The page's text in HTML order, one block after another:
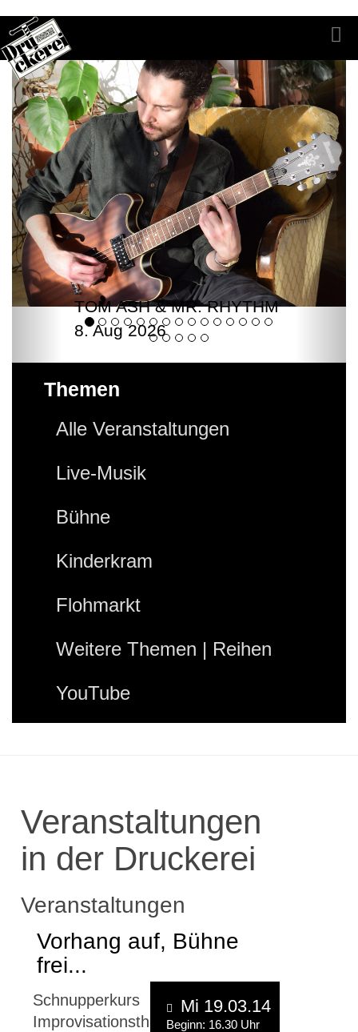
TOM ASH & MR. RHYTHM
8. Aug 2026
Themen
Alle Veranstaltungen
Live-Musik
Bühne
Kinderkram
Flohmarkt
Weitere Themen | Reihen
YouTube
Veranstaltungen
in der Druckerei
Veranstaltungen
Vorhang auf, Bühne
frei...
Schnupperkurs
Improvisationstheater
Mi 19.03.14
Beginn: 16.30 Uhr